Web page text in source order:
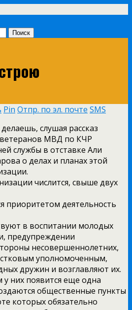
Pin Отпр. по эл. почте SMS
слушая рассказ
ветеранов МВД по КЧР
службы в отставке Али
о делах и планах этой
числится, свыше двух
приоритетом деятельность
в воспитании молодых
предупреждении
несовершеннолетних,
уполномоченным,
дружин и возглавляют их.
них появится еще одна
общественные пункты
которых обязательно